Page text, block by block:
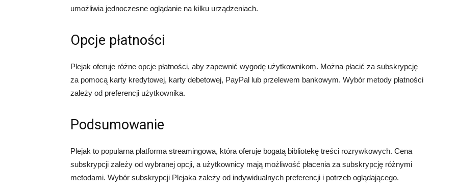
umożliwia jednoczesne oglądanie na kilku urządzeniach.
Opcje płatności
Plejak oferuje różne opcje płatności, aby zapewnić wygodę użytkownikom. Można płacić za subskrypcję
za pomocą karty kredytowej, karty debetowej, PayPal lub przelewem bankowym. Wybór metody płatności
zależy od preferencji użytkownika.
Podsumowanie
Plejak to popularna platforma streamingowa, która oferuje bogatą bibliotekę treści rozrywkowych. Cena
subskrypcji zależy od wybranej opcji, a użytkownicy mają możliwość płacenia za subskrypcję różnymi
metodami. Wybór subskrypcji Plejaka zależy od indywidualnych preferencji i potrzeb oglądającego.